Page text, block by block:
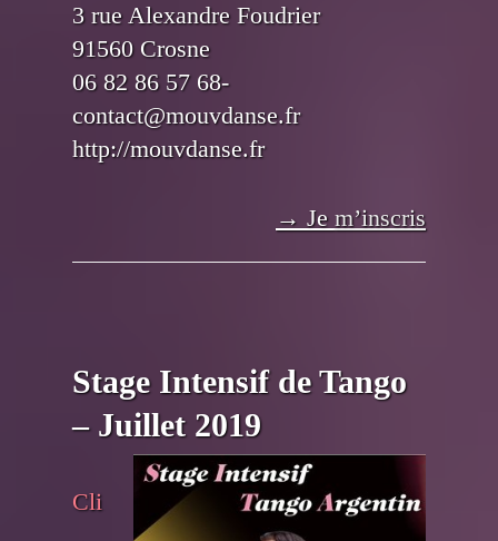
3 rue Alexandre Foudrier
91560 Crosne
06 82 86 57 68-
contact@mouvdanse.fr
http://mouvdanse.fr
→ Je m’inscris
Stage Intensif de Tango
– Juillet 2019
Cli